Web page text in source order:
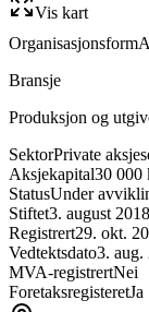
Vis kart
Organisasjonsform
Bransje
Produksjon og
SektorPrivate
Aksjekapital30 000
StatusUnder
Stiftet3. august 2018
Registrert29. okt.
Vedtektsdato3. aug.
MVA-registrertNei
ForetaksregisteretJa